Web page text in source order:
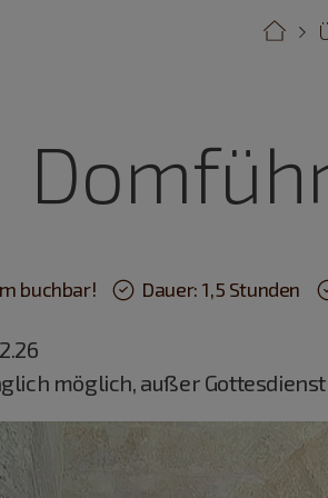
buchbar! Dauer: 1,5 Stunden
möglich, außer Gottesdienst